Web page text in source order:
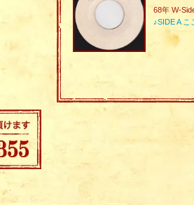
68年 W-
♪SIDE A